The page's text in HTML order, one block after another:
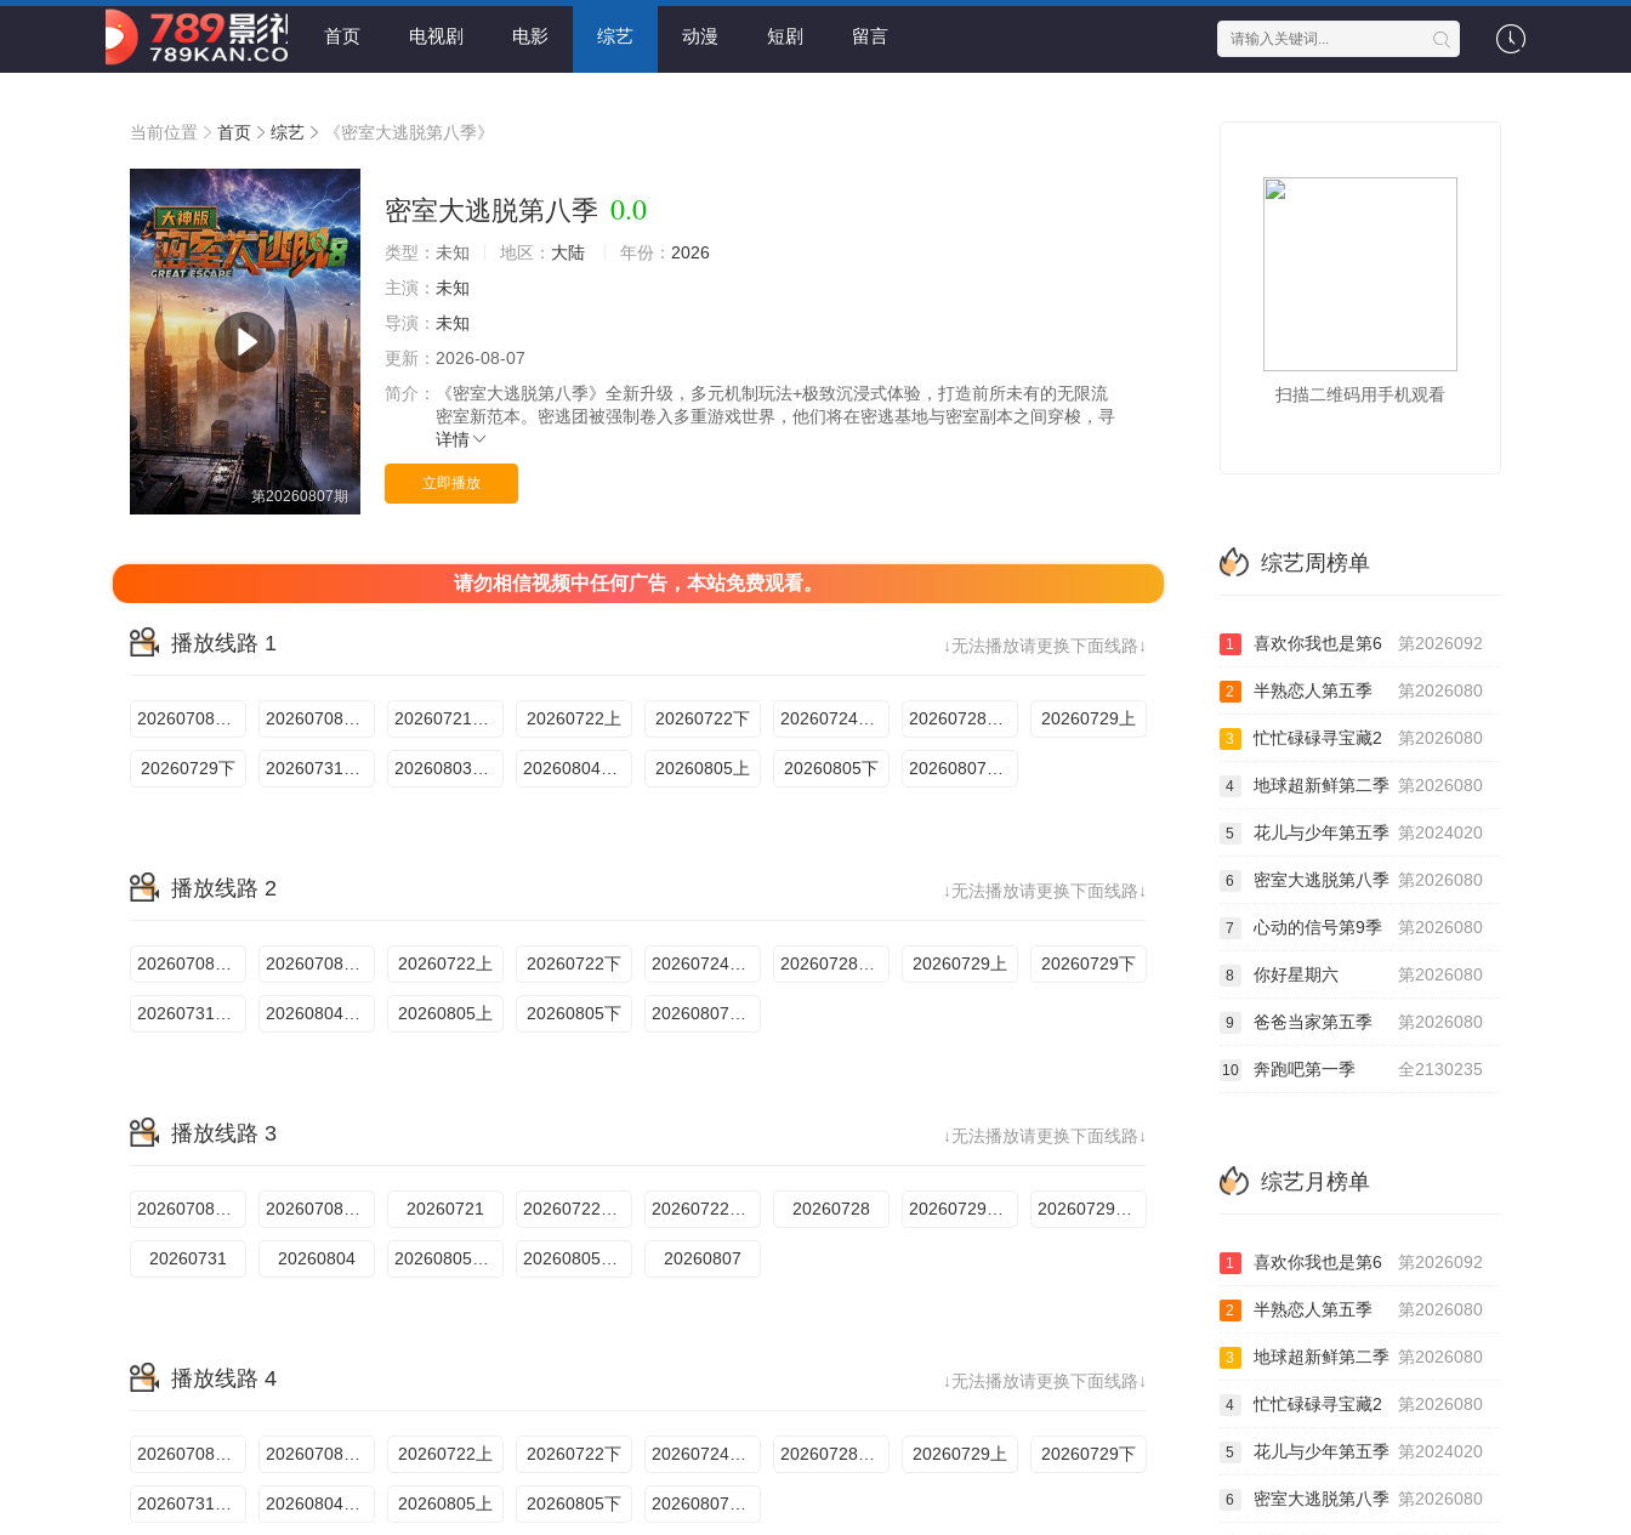
首页 电视剧 电影 综艺 动漫 短剧 留言
当前位置 首页 综艺 《密室大逃脱第八季》
第20260807期
密室大逃脱第八季 0.0
类型： 未知 地区： 大陆 年份： 2026
主演： 未知
导演： 未知
更新： 2026-08-07
简介：
《密室大逃脱第八季》全新升级，多元机制玩法+极致沉浸式体验，打造前所未有的无限流
密室新范本。密逃团被强制卷入多重游戏世界，他们将在密逃基地与密室副本之间穿梭，寻
详情
立即播放
请勿相信视频中任何广告，本站免费观看。
↓无法播放请更换下面线路↓
播放线路 1
20260722上 20260722下 20260724Plus版 20260729上
20260729下 20260804超前彩蛋 20260805上 20260805下
↓无法播放请更换下面线路↓
播放线路 2
20260722上 20260722下 20260724Plus 20260729上 20260729下
20260804超前彩蛋 20260805上 20260805下
↓无法播放请更换下面线路↓
播放线路 3
20260721 20260728
20260731 20260804 20260805期上 20260805期下 20260807
↓无法播放请更换下面线路↓
播放线路 4
20260722上 20260722下 20260724Plus 20260729上 20260729下
20260804超前彩蛋 20260805上 20260805下
扫描二维码用手机观看
综艺周榜单
第2026092
1 喜欢你我也是第6
第2026080
2 半熟恋人第五季
第2026080
3 忙忙碌碌寻宝藏2
第2026080
4 地球超新鲜第二季
第2024020
5 花儿与少年第五季
第2026080
6 密室大逃脱第八季
第2026080
7 心动的信号第9季
第2026080
8 你好星期六
第2026080
9 爸爸当家第五季
全2130235
10 奔跑吧第一季
综艺月榜单
第2026092
1 喜欢你我也是第6
第2026080
2 半熟恋人第五季
第2026080
3 地球超新鲜第二季
第2026080
4 忙忙碌碌寻宝藏2
第2024020
5 花儿与少年第五季
第2026080
6 密室大逃脱第八季